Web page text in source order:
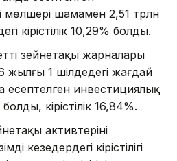
мөлшері шамамен 2,51 трлн
кірістілік 10,29% болды.
зейнетақы жарналары
1 шілдедегі жағдай
есептелген инвестициялық
кірістілік 16,84%.
активтерінің
кезеңдердегі кірістілігі